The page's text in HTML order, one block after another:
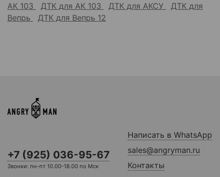
АК 103
ДТК для АК 103 ДТК для АКСУ
ДТК для
Вепрь
ДТК для Вепрь 12
+7 (925) 036-95-67
Звонки: пн-пт 10.00-18.00 по Мск
Написать в WhatsApp
sales@angryman.ru
Контакты